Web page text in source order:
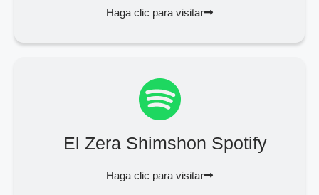
Haga clic para visitar
El Zera Shimshon Spotify
Haga clic para visitar